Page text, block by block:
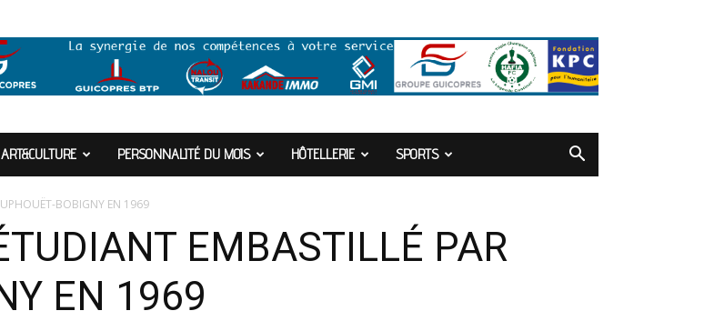
ART&CULTURE PERSONNALITÉ DU MOIS HÔTELLERIE SPORTS
BOBIGNY EN 1969
EMBASTILLÉ PAR
EN 1969